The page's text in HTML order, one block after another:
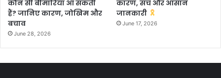
कौन सी बीमारियाँ आ सकती
हैं? जानिए कारण, जोखिम और
बचाव
June 28, 2026
कारण, सच और आसान
जानकारी
June 17, 2026